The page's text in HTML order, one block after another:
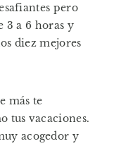
pero
3 a 6 horas y
diez mejores
más te
tus vacaciones.
acogedor y